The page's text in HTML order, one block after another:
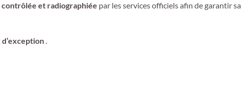
contrôlée et radiographiée par les services officiels afin de garantir sa
.